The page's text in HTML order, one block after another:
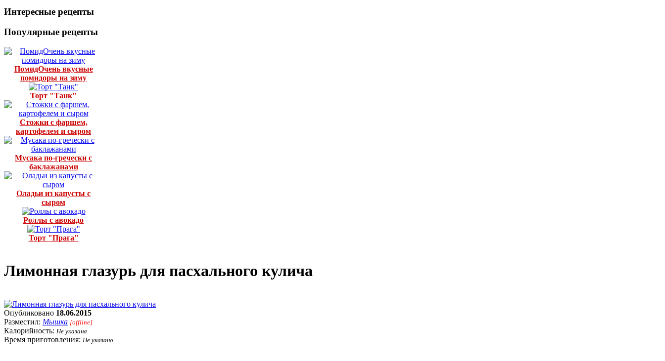
Интересные рецепты
Популярные рецепты
ПомидОчень вкусные
помидоры на зиму
Торт "Танк"
Стожки с фаршем,
картофелем и сыром
Мусака по-гречески с
баклажанами
Оладьи из капусты с
сыром
Роллы с авокадо
Торт "Прага"
Лимонная глазурь для пасхального кулича
Опубликовано 18.06.2015
Разместил: Мышка [offline]
Калорийность: Не указана
Время приготовления: Не указано